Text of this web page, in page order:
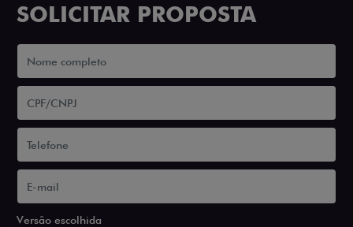
SOLICITAR PROPOSTA
Versão escolhida